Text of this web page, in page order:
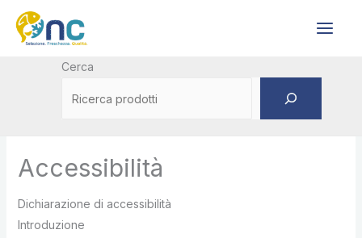
Cerca
Accessibilità
Dichiarazione di accessibilità
Introduzione